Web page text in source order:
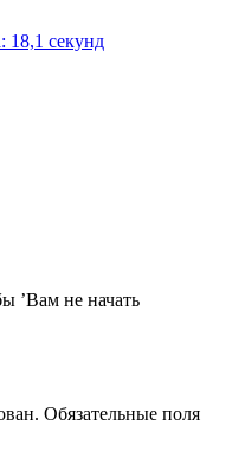
18,1 секунд
’Вам не начать
Обязательные поля